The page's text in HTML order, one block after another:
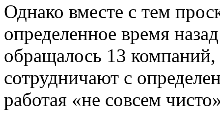
Однако вместе с тем
определенное время
обращалось 13
сотрудничают с
работая «не совсем